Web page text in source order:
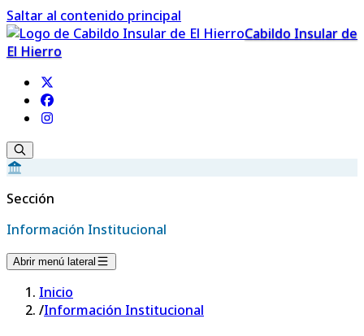
Saltar al contenido principal
Cabildo Insular de
El Hierro
Sección
Información Institucional
Abrir menú lateral
Inicio
/Información Institucional